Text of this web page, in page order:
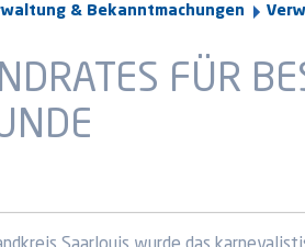
& Bekanntmachungen
FÜR